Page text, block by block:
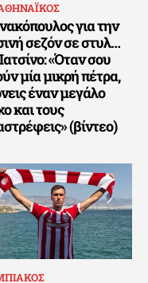
για την
σεζόν σε στυλ…
«Όταν σου
μία μικρή πέτρα,
έναν μεγάλο
και τους
(βίντεο)